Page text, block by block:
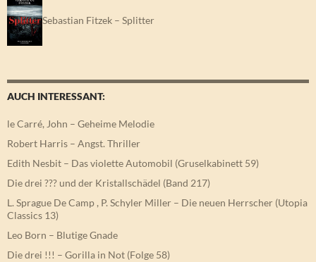
Sebastian Fitzek – Splitter
AUCH INTERESSANT:
le Carré, John – Geheime Melodie
Robert Harris – Angst. Thriller
Edith Nesbit – Das violette Automobil (Gruselkabinett 59)
Die drei ??? und der Kristallschädel (Band 217)
L. Sprague De Camp , P. Schyler Miller – Die neuen Herrscher (Utopia
Classics 13)
Leo Born – Blutige Gnade
Die drei !!! – Gorilla in Not (Folge 58)